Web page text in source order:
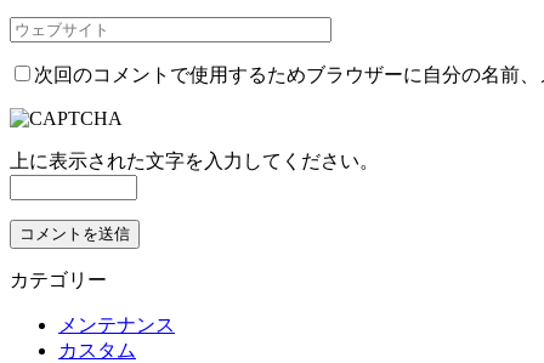
次回のコメントで使用するためブラウザーに自分の名前
上に表示された文字を入力してください。
カテゴリー
メンテナンス
カスタム